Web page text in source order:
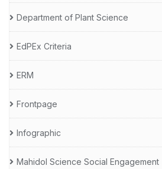
Department of Plant Science
EdPEx Criteria
ERM
Frontpage
Infographic
Mahidol Science Social Engagement